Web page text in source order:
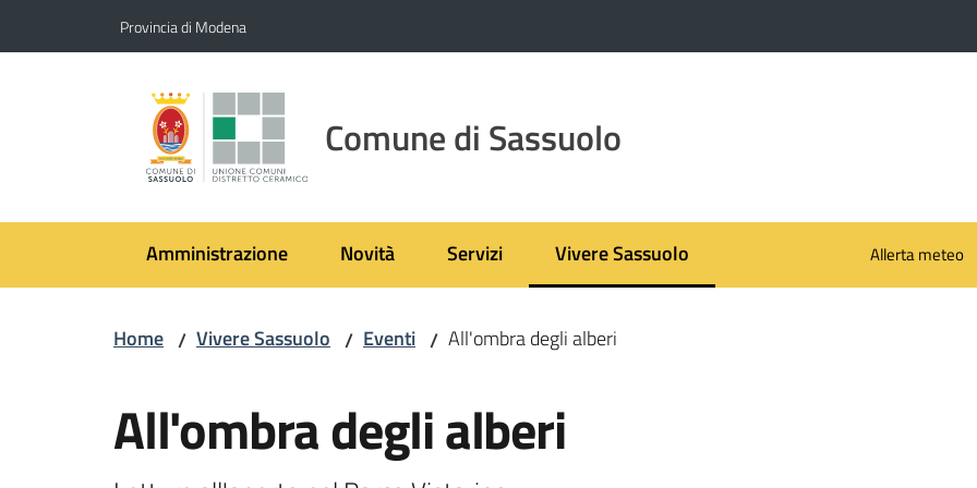
Provincia di Modena
Comune di Sassuolo
Amministrazione Novità Servizi Vivere Sassuolo
Menu selezionato Allerta meteo
Home / Vivere Sassuolo / Eventi / All'ombra degli alberi
All'ombra degli alberi